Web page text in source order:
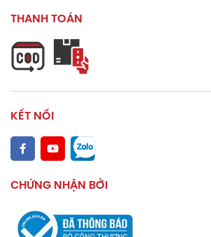
THANH TOÁN
KẾT NỐI
CHỨNG NHẬN BỞI